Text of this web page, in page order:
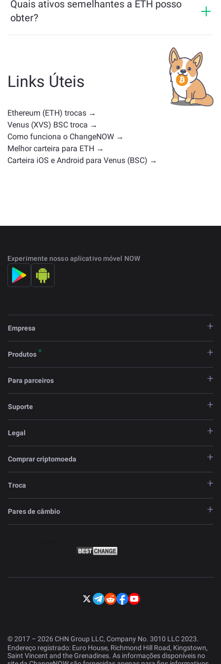
Quais ativos semelhantes a ETH posso
obter?
categoria — se é uma stablecoin, token de utilidade,
moeda de governança ou qualquer outro tipo.
Alternativas comuns incluem outras criptomoedas
com casos de uso ou posições de mercado
semelhantes. Confira todos os ativos disponíveis para
troca na página principal de troca
Links Úteis
Ethereum (ETH) trocas →
Venus (XVS) BSC troca →
Como funciona o ChangeNOW →
Melhor carteira para ETH →
Carteira iOS e Android para Venus (BSC) →
Experimente nosso aplicativo móvel NOW
Empresa
Produtos
Para parceiros
Suporte
Legal
Comprar criptomoeda
Troca
Pares de câmbio
© 2017 – 2026 CHN Group LLC, Company No. 3010 LLC 2023.
Endereço registrado: Euro House, Richmond Hill Road, Kingstown,
Saint Vincent and the Grenadines. As informações disponíveis no